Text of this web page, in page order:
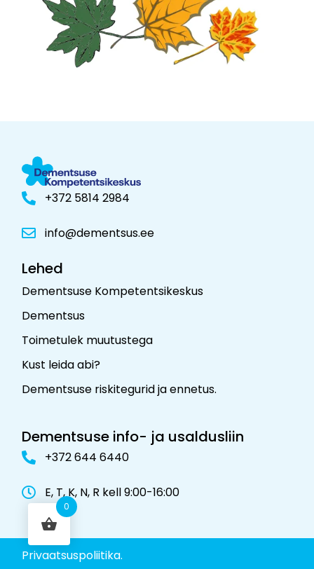
+372 5814 2984
info@dementsus.ee
Lehed
Dementsuse Kompetentsikeskus
Dementsus
Toimetulek muutustega
Kust leida abi?
Dementsuse riskitegurid ja ennetus.
Dementsuse info- ja usaldusliin
+372 644 6440
E, T, K, N, R kell 9:00-16:00
Privaatsuspoliitika.
0